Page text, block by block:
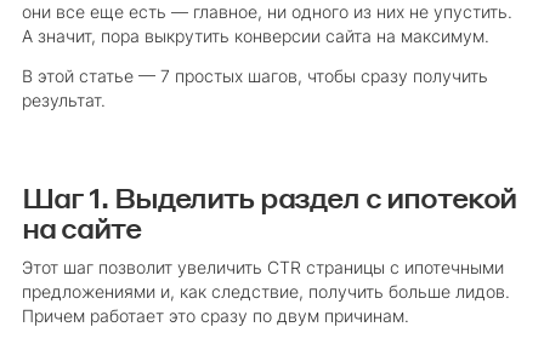
они все еще есть — главное, ни одного из них не упустить.
А значит, пора выкрутить конверсии сайта на максимум.
В этой статье — 7 простых шагов, чтобы сразу получить
результат.
Шаг 1. Выделить раздел с ипотекой
на сайте
Этот шаг позволит увеличить CTR страницы с ипотечными
предложениями и, как следствие, получить больше лидов.
Причем работает это сразу по двум причинам.